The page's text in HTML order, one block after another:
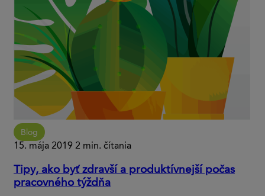
Blog
15. mája 2019 2 min. čítania
Tipy, ako byť zdravší a produktívnejší počas
pracovného týždňa